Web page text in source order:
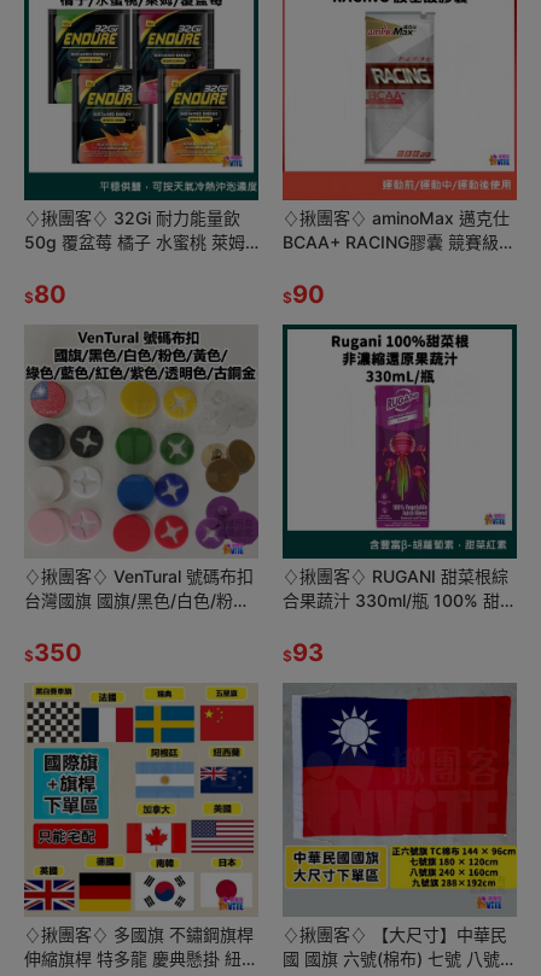
♢揪團客♢ 32Gi 耐力能量飲
50g 覆盆莓 橘子 水蜜桃 萊姆
$80
♢揪團客♢ aminoMax 邁克仕
BCAA+ RACING膠囊 競賽級
動 補給
$90
♢揪團客♢ VenTural 號碼布扣
台灣國旗 國旗/黑色/白色/粉色/
拉松 安全扣
$350
♢揪團客♢ RUGANI 甜菜根綜
合果蔬汁 330ml/瓶 100% 甜菜
$93
♢揪團客♢ 多國旗 不鏽鋼旗桿
伸縮旗桿 特多龍 慶典懸掛 紐西
♢揪團客♢ 【大尺寸】中華民
國 國旗 六號(棉布) 七號 八號